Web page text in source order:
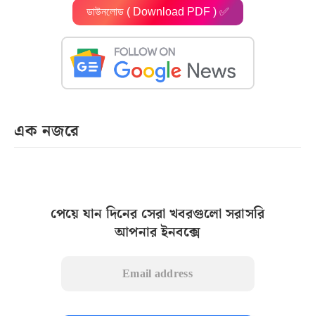
ডাউনলোড ( Download PDF ) ✅
এক নজরে
পেয়ে যান দিনের সেরা খবরগুলো সরাসরি
আপনার ইনবক্সে